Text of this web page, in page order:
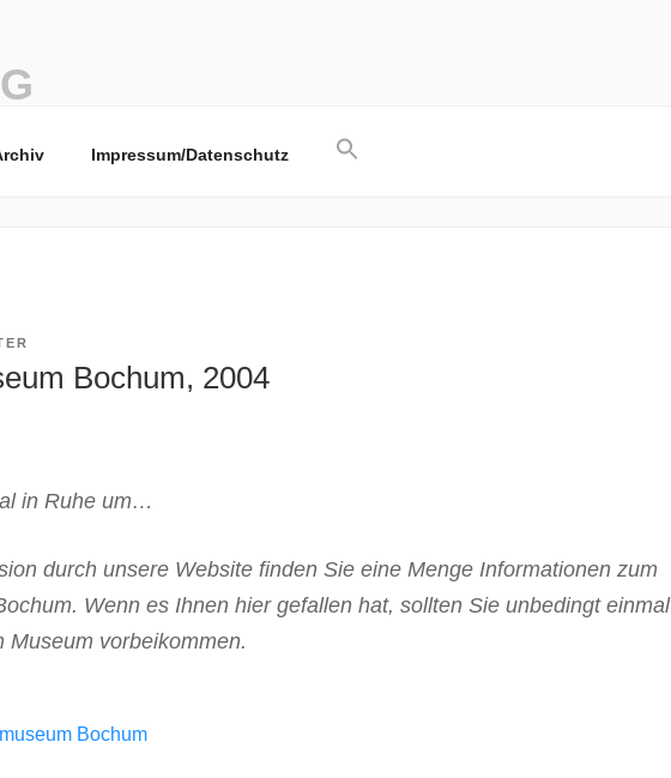
Impressum/Datenschutz
Bochum, 2004
in Ruhe um…
durch unsere Website finden Sie eine Menge Informationen zum
Wenn es Ihnen hier gefallen hat, sollten Sie unbedingt einmal
Museum vorbeikommen.
Bochum